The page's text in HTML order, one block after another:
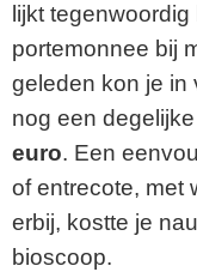
lijkt
portemonnee bij
geleden kon je in
nog een
euro. Een
of entrecote, met
erbij, kostte je
bioscoop.